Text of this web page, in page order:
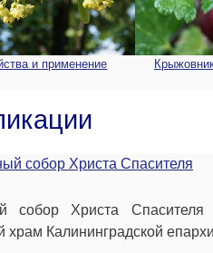
и применение
собор Христа Спасителя
собор Христа
Калининградской